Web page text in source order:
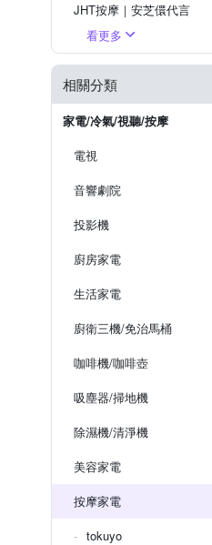
JHT按摩｜安芝儇代言
喬山｜超值優惠
健身大師｜下殺8折起
飛利浦｜送5%超贈點
看更多
相關分類
家電/冷氣/視聽/按摩
電視
音響劇院
投影機
廚房家電
生活家電
廚衛三機/免治馬桶
咖啡機/咖啡壺
吸塵器/掃地機
除濕機/清淨機
美容家電
按摩家電
tokuyo
電｜指定品結帳9折-快